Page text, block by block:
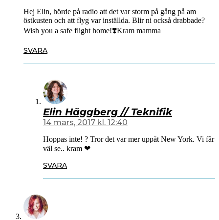
Hej Elin, hörde på radio att det var storm på gång på am
östkusten och att flyg var inställda. Blir ni också drabbade?
Wish you a safe flight home!❣️Kram mamma
SVARA
Elin Häggberg // Teknifik
14 mars, 2017 kl. 12:40
Hoppas inte! ? Tror det var mer uppåt New York. Vi får
väl se.. kram ❤
SVARA